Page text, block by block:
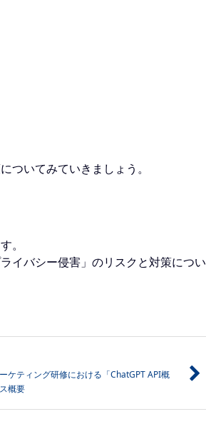
ついてみていきましょう。
。
イバシー侵害」のリスクと対策につい
ケティング研修における「ChatGPT API概
概要